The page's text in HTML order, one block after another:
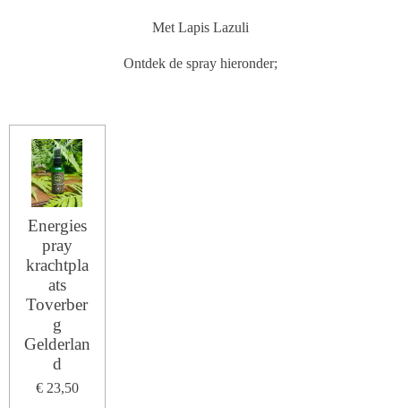
Met Lapis Lazuli
Ontdek de spray hieronder;
Energies
pray
krachtpla
ats
Toverber
g
Gelderlan
d
€ 23,50